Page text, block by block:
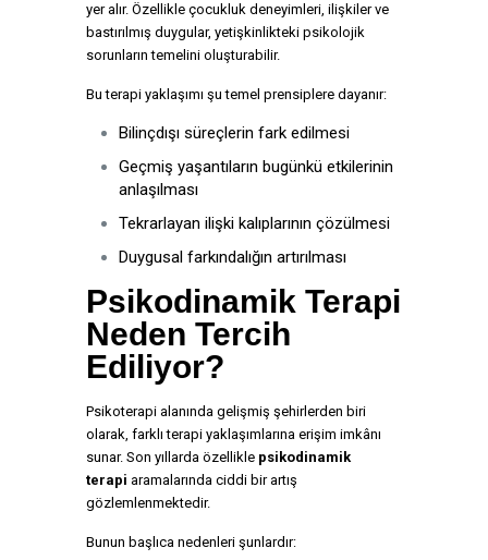
yer alır. Özellikle çocukluk deneyimleri, ilişkiler ve
bastırılmış duygular, yetişkinlikteki psikolojik
sorunların temelini oluşturabilir.
Bu terapi yaklaşımı şu temel prensiplere dayanır:
Bilinçdışı süreçlerin fark edilmesi
Geçmiş yaşantıların bugünkü etkilerinin
anlaşılması
Tekrarlayan ilişki kalıplarının çözülmesi
Duygusal farkındalığın artırılması
Psikodinamik Terapi
Neden Tercih
Ediliyor?
Psikoterapi alanında gelişmiş şehirlerden biri
olarak, farklı terapi yaklaşımlarına erişim imkânı
sunar. Son yıllarda özellikle psikodinamik
terapi aramalarında ciddi bir artış
gözlemlenmektedir.
Bunun başlıca nedenleri şunlardır: